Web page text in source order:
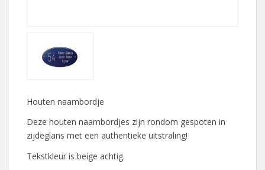
Houten naambordje
Deze houten naambordjes zijn rondom gespoten in
zijdeglans met een authentieke uitstraling!
Tekstkleur is beige achtig.